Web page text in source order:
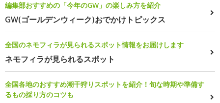
編集部おすすめの「今年のGW」の楽しみ方を紹介
GW(ゴールデンウィーク)おでかけトピックス
全国のネモフィラが見られるスポット情報をお届けします
ネモフィラが見られるスポット
全国各地のおすすめ潮干狩りスポットを紹介！旬な時期や準備す
るもの採り方のコツも